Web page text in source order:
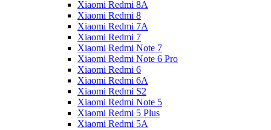
Xiaomi Redmi 8A
Xiaomi Redmi 8
Xiaomi Redmi 7A
Xiaomi Redmi 7
Xiaomi Redmi Note 7
Xiaomi Redmi Note 6 Pro
Xiaomi Redmi 6
Xiaomi Redmi 6A
Xiaomi Redmi S2
Xiaomi Redmi Note 5
Xiaomi Redmi 5 Plus
Xiaomi Redmi 5A